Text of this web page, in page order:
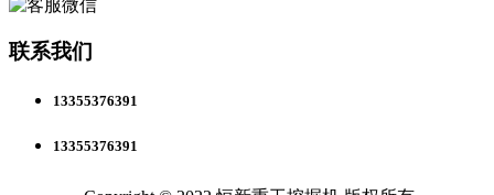
联系我们
13355376391
13355376391